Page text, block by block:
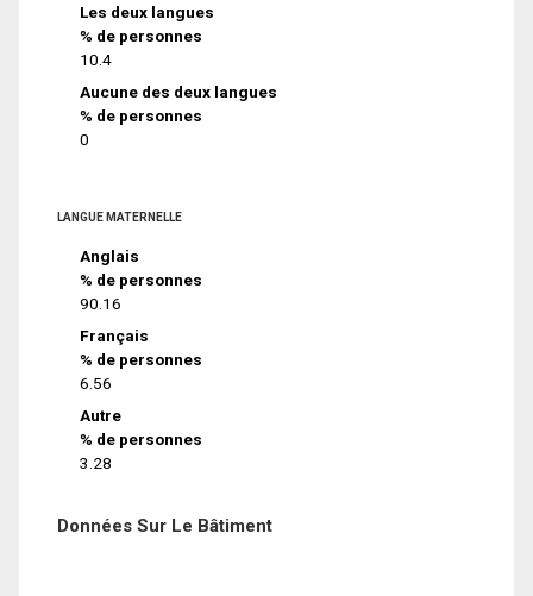
Les deux langues
% de personnes
10.4
Aucune des deux langues
% de personnes
0
LANGUE MATERNELLE
Anglais
% de personnes
90.16
Français
% de personnes
6.56
Autre
% de personnes
3.28
Données Sur Le Bâtiment